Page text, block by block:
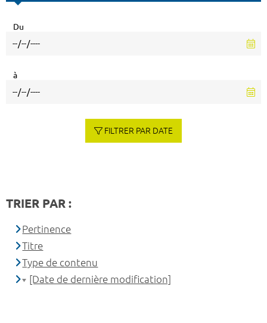
Du
à
FILTRER PAR DATE
TRIER PAR :
Pertinence
Titre
Type de contenu
[Date de dernière modification]